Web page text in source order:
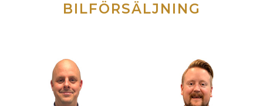
BILFÖRSÄLJNING